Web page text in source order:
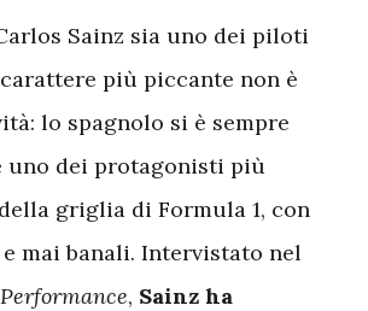
Sainz sia uno dei piloti
più piccante non è
lo spagnolo si è sempre
uno dei protagonisti più
griglia di Formula 1, con
mai banali. Intervistato nel
, Sainz ha